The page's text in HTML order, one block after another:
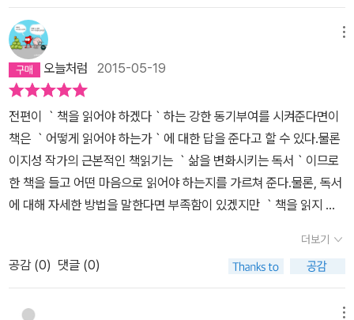
하기 껄끄럽고 사이가 좋지 않는 바로 위의 직급 선임인 유강석, 표정
수 과장과 술 한잔 하면서 터놓고 대화를 하면서 기회를 만들어 다시
일어선다. 이런 것을 볼 때 회사생활을 하면서 꼬일 때 마무것도 하지
않고 가만히 있으면 아무것도 안된다는 것을 알 수 있다. 1. 나의 미래
체크- 하루 중 몇 시간을 미래를 위해 투자하고 있는가 ?- 월급 중
얼마를 미래를 위해 투자하고 있는가 ? 정주영의 [시련은 있어도 실
패는 없다] 백독백습 대상 책으로 선정 저자는 백 번 읽고 깨우쳤다고
한다. 백독백습은 세종대왕이 신하들과 토론을 좋아하여 책을 거의
외우는 정도로 학업에 정진하는 전법 아닌가 ! 2. 홍대리 독서를 시작
하여 - 100일 33권 독서- 그리고 직업의 업무 전문분야 100권 독
서- 그 다음에 1년에 365권을 도전- 백독 백서 (정주영의 책 시련은
있어도 실패는 없다)- 1톤 트럭 독서 시작 → 2,000권 3. 맺음말전
오늘처럼 2015-05-19
전편이 ｀책을 읽어야 하겠다｀하는 강한 동기부여를 시켜준다면이
책은 ｀어떻게 읽어야 하는가｀에 대한 답을 준다고 할 수 있다.물론
이지성 작가의 근본적인 책읽기는 ｀삶을 변화시키는 독서｀이므로
한 책을 들고 어떤 마음으로 읽어야 하는지를 가르쳐 준다.물론, 독서
에 대해 자세한 방법을 말한다면 부족함이 있겠지만 ｀책을 읽지 않
것은 참 감사할 일이다.독서 천재가 된 홍대리. 2 - 이지성어떤 책을
읽든, 어떤 방식으로 독서를 하든, 중요한 건 내가 왜 독서를 하는지
독서의 본질을 자신에게 치열하게 물어야 한다는 거에요p.69가짜 독
서는 자신을 변화시키지 않는 독서를 말하는 거에요.p.69그렇죠. 독
더보기
공감 (0) 댓글 (0)